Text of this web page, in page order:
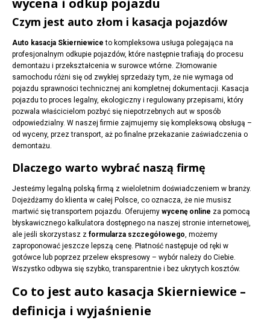
wycena i odkup pojazdu
Czym jest auto złom i kasacja pojazdów
Auto kasacja Skierniewice to kompleksowa usługa polegająca na
profesjonalnym odkupie pojazdów, które następnie trafiają do procesu
demontażu i przekształcenia w surowce wtórne. Złomowanie
samochodu różni się od zwykłej sprzedaży tym, że nie wymaga od
pojazdu sprawności technicznej ani kompletnej dokumentacji. Kasacja
pojazdu to proces legalny, ekologiczny i regulowany przepisami, który
pozwala właścicielom pozbyć się niepotrzebnych aut w sposób
odpowiedzialny. W naszej firmie zajmujemy się kompleksową obsługą –
od wyceny, przez transport, aż po finalne przekazanie zaświadczenia o
demontażu.
Dlaczego warto wybrać naszą firmę
Jesteśmy legalną polską firmą z wieloletnim doświadczeniem w branży.
Dojeżdżamy do klienta w całej Polsce, co oznacza, że nie musisz
martwić się transportem pojazdu. Oferujemy wycenę online za pomocą
błyskawicznego kalkulatora dostępnego na naszej stronie internetowej,
ale jeśli skorzystasz z formularza szczegółowego, możemy
zaproponować jeszcze lepszą cenę. Płatność następuje od ręki w
gotówce lub poprzez przelew ekspresowy – wybór należy do Ciebie.
Wszystko odbywa się szybko, transparentnie i bez ukrytych kosztów.
Co to jest auto kasacja Skierniewice –
definicja i wyjaśnienie